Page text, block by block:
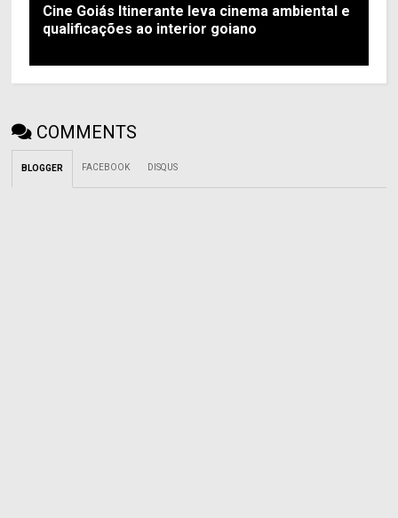
Cine Goiás Itinerante leva cinema ambiental e
qualificações ao interior goiano
COMMENTS
BLOGGER FACEBOOK DISQUS